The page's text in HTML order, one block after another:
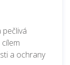
a ochrany